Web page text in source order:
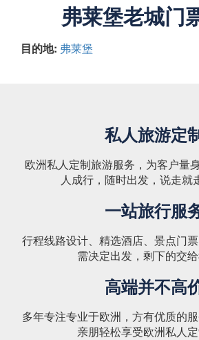
弗莱堡老城门
目的地: 弗莱堡
私人旅游定
欧洲私人定制旅游服务，为客户量
人成行，随时出发，说走就
一站旅行服
行程线路设计、精选酒店、景点门
需决定出发，剩下的交给
高端并不高
多年专注专业于欧洲，方有优质的
亲朋轻松享受欧洲私人定